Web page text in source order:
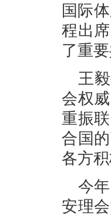
国际
程出
了重要
王
会权
重振
合国
各方积
今
安理